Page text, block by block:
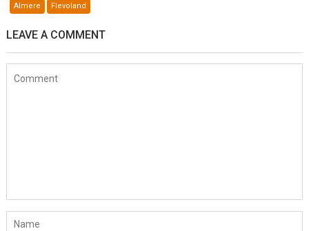
Almere Flevoland
LEAVE A COMMENT